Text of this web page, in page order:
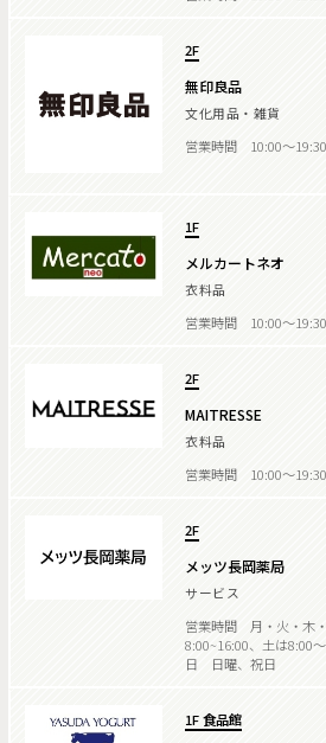
2F
無印良品
文化用品・雑貨
営業時間 10:00～19:30
1F
メルカートネオ
衣料品
営業時間 10:00～19:30
2F
MAITRESSE
衣料品
営業時間 10:00～19:30
2F
メッツ長岡薬局
サービス
営業時間 月・火・木
8:00~16:00、土は
日 日曜、祝日
1F 食品館